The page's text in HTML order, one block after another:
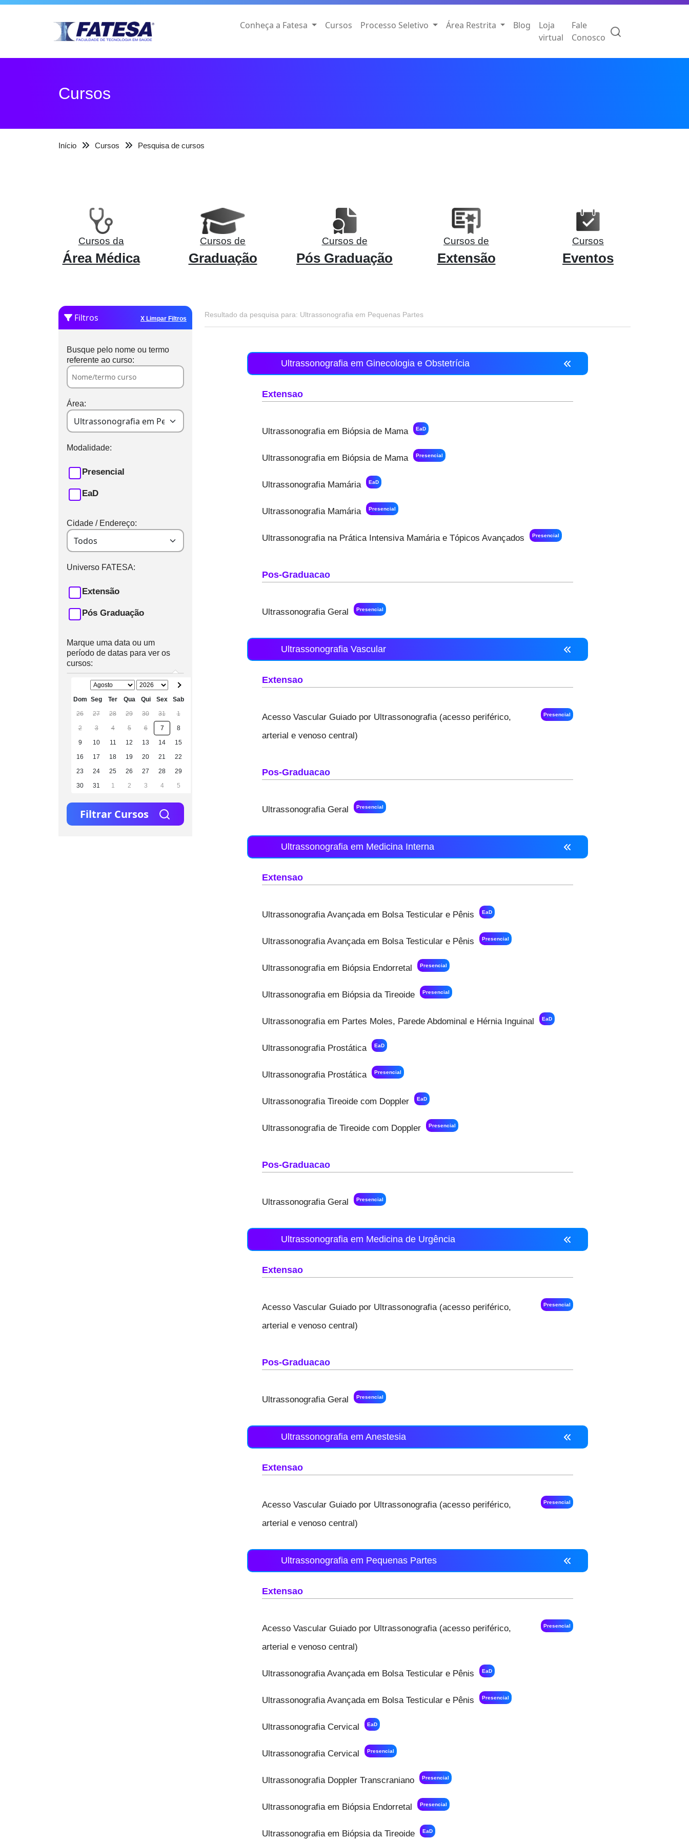
Conheça a Fatesa Cursos Processo Seletivo Área Restrita Blog
Loja
virtual
Fale
Conosco
Cursos
Início Cursos Pesquisa de cursos
Cursos da
Área Médica
Cursos de
Graduação
Cursos de
Pós Graduação
Cursos de
Extensão
Cursos
Eventos
Filtros X Limpar Filtros
Busque pelo nome ou termo
referente ao curso:
Área:
Modalidade:
Presencial
EaD
Cidade / Endereço:
Universo FATESA:
Extensão
Pós Graduação
Marque uma data ou um
período de datas para ver os
cursos:
Dom Seg Ter Qua Qui Sex
Sab
26
27 28 29 30 31
1
2
3 4 5 6 7
8
9
10 11 12 13 14
15
16
17 18 19 20 21
22
23
24 25 26 27 28
29
30
31 1 2 3 4 5
Filtrar Cursos
Resultado da pesquisa para: Ultrassonografia em Pequenas Partes
Ultrassonografia em Ginecologia e Obstetrícia
Extensao
Ultrassonografia em Biópsia de Mama EaD
Ultrassonografia em Biópsia de Mama Presencial
Ultrassonografia Mamária EaD
Ultrassonografia Mamária Presencial
Ultrassonografia na Prática Intensiva Mamária e Tópicos Avançados Presencial
Pos-Graduacao
Ultrassonografia Geral Presencial
Ultrassonografia Vascular
Extensao
Acesso Vascular Guiado por Ultrassonografia (acesso periférico,
arterial e venoso central)
Presencial
Pos-Graduacao
Ultrassonografia Geral Presencial
Ultrassonografia em Medicina Interna
Extensao
Ultrassonografia Avançada em Bolsa Testicular e Pênis EaD
Ultrassonografia Avançada em Bolsa Testicular e Pênis Presencial
Ultrassonografia em Biópsia Endorretal Presencial
Ultrassonografia em Biópsia da Tireoide Presencial
Ultrassonografia em Partes Moles, Parede Abdominal e Hérnia Inguinal EaD
Ultrassonografia Prostática EaD
Ultrassonografia Prostática Presencial
Ultrassonografia Tireoide com Doppler EaD
Ultrassonografia de Tireoide com Doppler Presencial
Pos-Graduacao
Ultrassonografia Geral Presencial
Ultrassonografia em Medicina de Urgência
Extensao
Acesso Vascular Guiado por Ultrassonografia (acesso periférico,
arterial e venoso central)
Presencial
Pos-Graduacao
Ultrassonografia Geral Presencial
Ultrassonografia em Anestesia
Extensao
Acesso Vascular Guiado por Ultrassonografia (acesso periférico,
arterial e venoso central)
Presencial
Ultrassonografia em Pequenas Partes
Extensao
Acesso Vascular Guiado por Ultrassonografia (acesso periférico,
arterial e venoso central)
Presencial
Ultrassonografia Avançada em Bolsa Testicular e Pênis EaD
Ultrassonografia Avançada em Bolsa Testicular e Pênis Presencial
Ultrassonografia Cervical EaD
Ultrassonografia Cervical Presencial
Ultrassonografia Doppler Transcraniano Presencial
Ultrassonografia em Biópsia Endorretal Presencial
Ultrassonografia em Biópsia da Tireoide EaD